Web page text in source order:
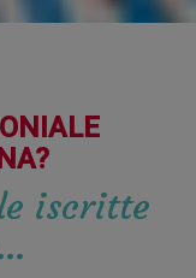
iscritte